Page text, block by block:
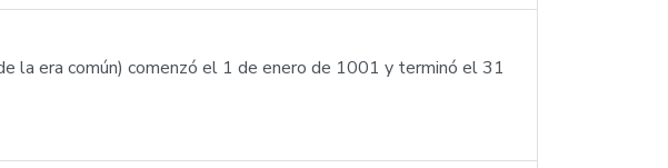
la era común) comenzó el 1 de enero de 1001 y terminó el 31